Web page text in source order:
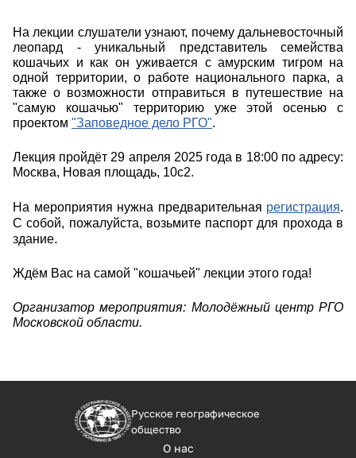
На лекции слушатели узнают, почему дальневосточный
леопард - уникальный представитель семейства
кошачьих и как он уживается с амурским тигром на
одной территории, о работе национального парка, а
также о возможности отправиться в путешествие на
"самую кошачью" территорию уже этой осенью с
проектом "Заповедное дело РГО".
Москва, Новая площадь, 10с2.
На мероприятия нужна предварительная регистрация.
С собой, пожалуйста, возьмите паспорт для прохода в
здание.
Ждём Вас на самой "кошачьей" лекции этого года!
Организатор мероприятия: Молодёжный центр РГО
Московской области.
Русское географическое
общество
О нас